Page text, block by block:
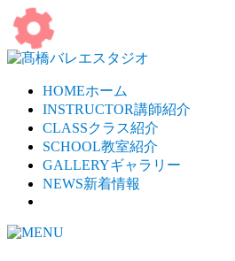
HOMEホーム
INSTRUCTOR講師紹介
CLASSクラス紹介
SCHOOL教室紹介
GALLERYギャラリー
NEWS新着情報